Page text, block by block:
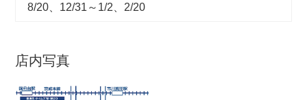
サイクルベースあさひ公式アプリ
ネットで注文、お店で受取り
8/20、12/31～1/2、2/20
店内写真